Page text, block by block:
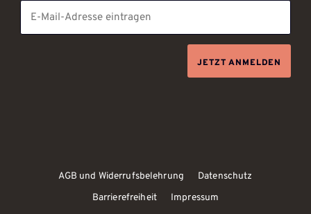
JETZT ANMELDEN
AGB und Widerrufsbelehrung
Datenschutz
Barrierefreiheit
Impressum